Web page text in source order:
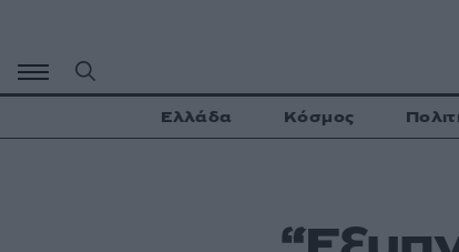
περιεχόμενο
Ελλάδα Κόσμος